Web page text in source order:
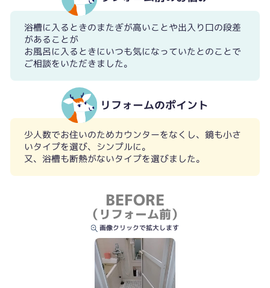
浴槽に入るときのまたぎが高いことや出入り口の段差
があることが
お風呂に入るときにいつも気になっていたとのことで
ご相談をいただきました。
リフォームのポイント
少人数でお住いのためカウンターをなくし、鏡も小さ
いタイプを選び、シンプルに。
又、浴槽も断熱がないタイプを選びました。
BEFORE
（リフォーム前）
画像クリックで拡大します